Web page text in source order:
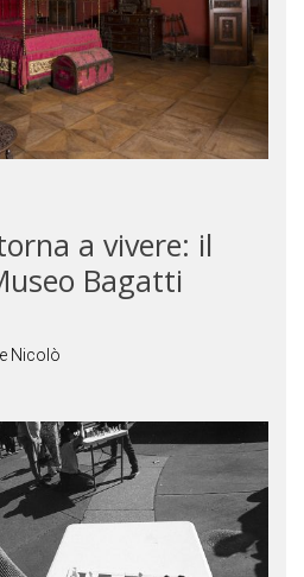
a vivere: il
Bagatti
Nicolò